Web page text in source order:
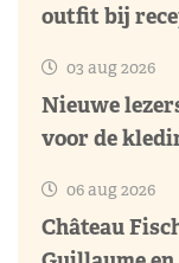
outfit bij
03 aug 2026
Nieuwe
voor de
06 aug 2026
Château